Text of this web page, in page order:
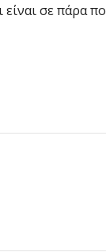
σε πάρα